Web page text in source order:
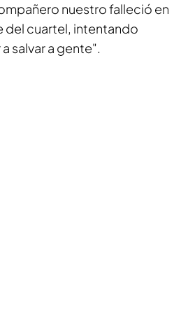
nuestro falleció en
del cuartel, intentando
salvar a gente".